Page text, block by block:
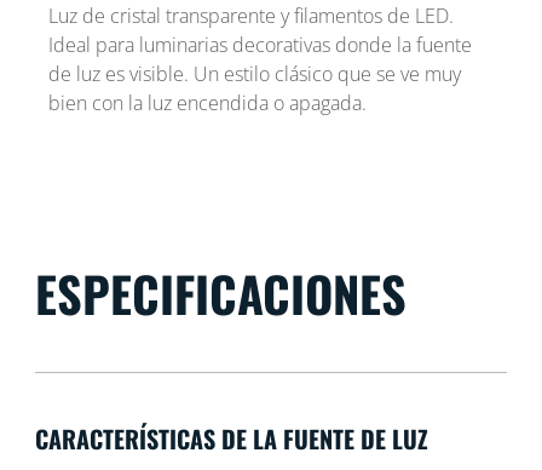
Luz de cristal transparente y filamentos de LED.
Ideal para luminarias decorativas donde la fuente
de luz es visible. Un estilo clásico que se ve muy
bien con la luz encendida o apagada.
ESPECIFICACIONES
CARACTERÍSTICAS DE LA FUENTE DE LUZ